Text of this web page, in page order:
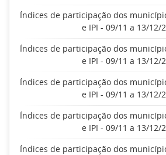
Índices de participação dos
e IPI - 09/11 a 13/12/
Índices de participação dos
e IPI - 09/11 a 13/12/
Índices de participação dos
e IPI - 09/11 a 13/12/
Índices de participação dos
e IPI - 09/11 a 13/12/
Índices de participação dos